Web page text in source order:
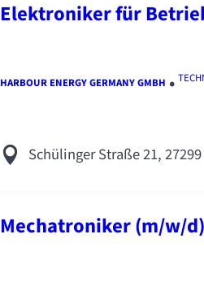
Elektroniker für
HARBOUR ENERGY GERMANY GMBH •
Schülinger Straße 21,
Mechatroniker (m/w/d)